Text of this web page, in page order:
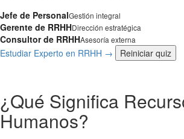
Jefe de PersonalGestión integral
Gerente de RRHHDirección estratégica
Consultor de RRHHAsesoría externa
Estudiar Experto en RRHH → Reiniciar quiz
¿Qué Significa
Humanos?